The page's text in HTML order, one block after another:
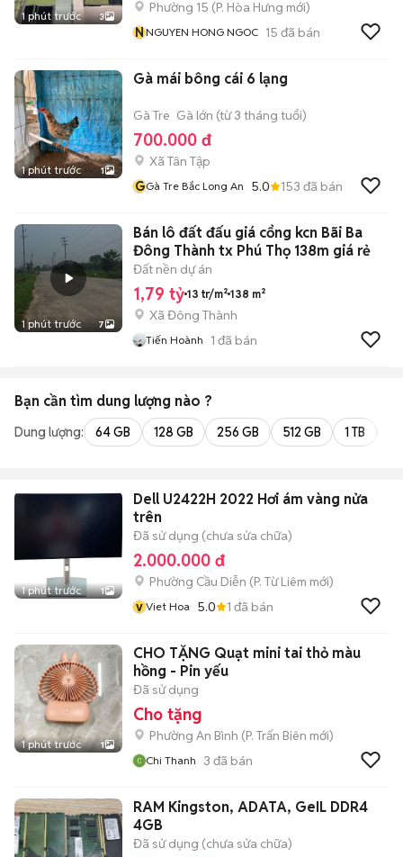
1 phút trước 3
Phường 15 (P. Hòa Hưng mới)
NNGUYEN HONG NGOC 15 đã bán
1 phút trước 1
Gà mái bông cái 6 lạng
Gà Tre Gà lớn (từ 3 tháng tuổi)
700.000 đ
Xã Tân Tập
GGà Tre Bắc Long An 5.0 153 đã bán
1 phút trước 7
Bán lô đất đấu giá cổng kcn Bãi Ba
Đông Thành tx Phú Thọ 138m giá rẻ
Đất nền dự án
1,79 tỷ 13 tr/m² 138 m²
Xã Đông Thành
Tiến Hoành 1 đã bán
Bạn cần tìm dung lượng nào ?
Dung lượng: 64 GB 128 GB 256 GB 512 GB 1 TB
1 phút trước 1
Dell U2422H 2022 Hơi ám vàng nửa
trên
Đã sử dụng (chưa sửa chữa)
2.000.000 đ
Phường Cầu Diễn (P. Từ Liêm mới)
v Viet Hoa 5.0 1 đã bán
1 phút trước 1
CHO TẶNG Quạt mini tai thỏ màu
hồng - Pin yếu
Đã sử dụng
Cho tặng
Phường An Bình (P. Trấn Biên mới)
Chi Thanh 3 đã bán
RAM Kingston, ADATA, GeIL DDR4
4GB
Đã sử dụng (chưa sửa chữa)